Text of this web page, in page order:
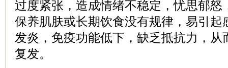
过度紧张，造成情绪不稳定，忧思郁怒
保养肌肤或长期饮食没有规律，易引起
发炎，免疫功能低下，缺乏抵抗力，从
复发。